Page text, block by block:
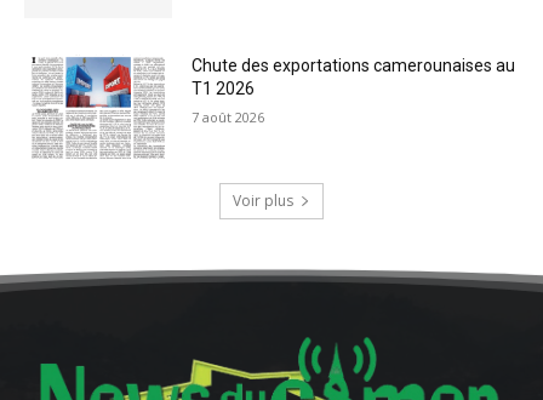
Chute des exportations camerounaises au
T1 2026
7 août 2026
Voir plus